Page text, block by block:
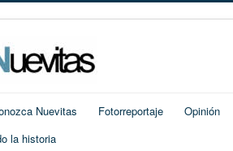
Nuevitas Fotorreportaje Opinión
la historia